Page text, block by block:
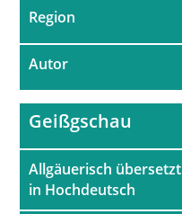
Region
Autor
Allgäuerisch übersetzt
in Hochdeutsch
Geißgschau